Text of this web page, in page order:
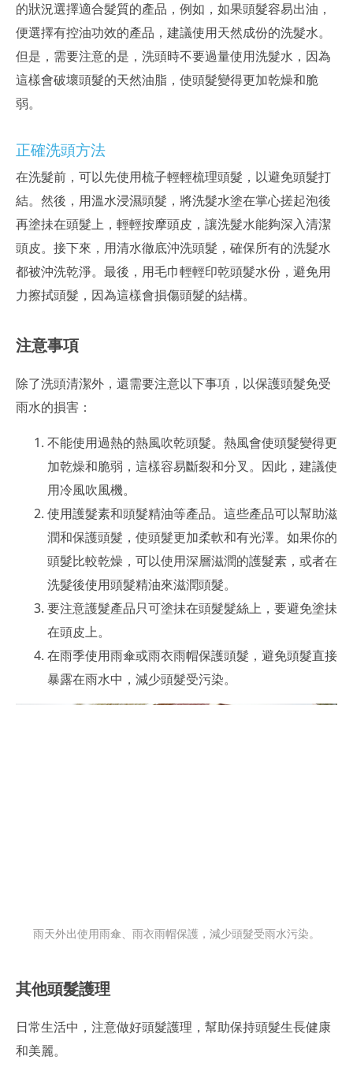
的狀況選擇適合髮質的產品，例如，如果頭髮容易出油，
便選擇有控油功效的產品，建議使用天然成份的洗髮水。
但是，需要注意的是，洗頭時不要過量使用洗髮水，因為
這樣會破壞頭髮的天然油脂，使頭髮變得更加乾燥和脆
弱。
正確洗頭方法
在洗髮前，可以先使用梳子輕輕梳理頭髮，以避免頭髮打
結。然後，用溫水浸濕頭髮，將洗髮水塗在掌心搓起泡後
再塗抺在頭髮上，輕輕按摩頭皮，讓洗髮水能夠深入清潔
頭皮。接下來，用清水徹底沖洗頭髮，確保所有的洗髮水
都被沖洗乾淨。最後，用毛巾輕輕印乾頭髮水份，避免用
力擦拭頭髮，因為這樣會損傷頭髮的結構。
注意事項
除了洗頭清潔外，還需要注意以下事項，以保護頭髮免受
雨水的損害：
不能使用過熱的熱風吹乾頭髮。熱風會使頭髮變得更
加乾燥和脆弱，這樣容易斷裂和分叉。因此，建議使
用冷風吹風機。
使用護髮素和頭髮精油等產品。這些產品可以幫助滋
潤和保護頭髮，使頭髮更加柔軟和有光澤。如果你的
頭髮比較乾燥，可以使用深層滋潤的護髮素，或者在
洗髮後使用頭髮精油來滋潤頭髮。
要注意護髮產品只可塗抺在頭髮髮絲上，要避免塗抺
在頭皮上。
在雨季使用雨傘或雨衣雨帽保護頭髮，避免頭髮直接
暴露在雨水中，減少頭髮受污染。
雨天外出使用雨傘、雨衣雨帽保護，減少頭髮受雨水污染。
其他頭髮護理
日常生活中，注意做好頭髮護理，幫助保持頭髮生長健康
和美麗。